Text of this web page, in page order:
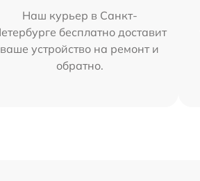
Наш курьер в Санкт-
бесплатно доставит
ваше устройство на ремонт и
обратно.